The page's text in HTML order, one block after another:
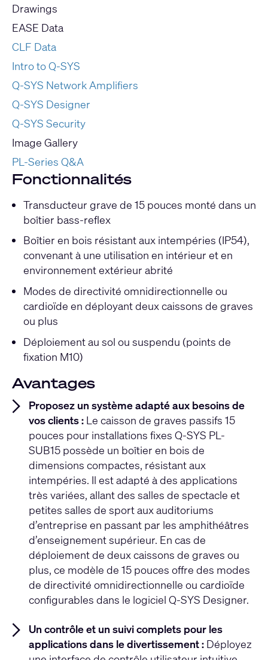
Drawings
EASE Data
CLF Data
Intro to Q-SYS
Q-SYS Network Amplifiers
Q-SYS Designer
Q-SYS Security
Image Gallery
PL-Series Q&A
Fonctionnalités
Transducteur grave de 15 pouces monté dans un
boîtier bass-reflex
Boîtier en bois résistant aux intempéries (IP54),
convenant à une utilisation en intérieur et en
environnement extérieur abrité
Modes de directivité omnidirectionnelle ou
cardioïde en déployant deux caissons de graves
ou plus
Déploiement au sol ou suspendu (points de
fixation M10)
Avantages
Proposez un système adapté aux besoins de
vos clients : Le caisson de graves passifs 15
pouces pour installations fixes Q-SYS PL-
SUB15 possède un boîtier en bois de
dimensions compactes, résistant aux
intempéries. Il est adapté à des applications
très variées, allant des salles de spectacle et
petites salles de sport aux auditoriums
d’entreprise en passant par les amphithéâtres
d’enseignement supérieur. En cas de
déploiement de deux caissons de graves ou
plus, ce modèle de 15 pouces offre des modes
de directivité omnidirectionnelle ou cardioïde
configurables dans le logiciel Q-SYS Designer.
Un contrôle et un suivi complets pour les
applications dans le divertissement : Déployez